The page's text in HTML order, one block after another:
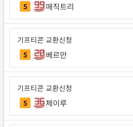
5 매직트리
기프티콘 교환신청
5 베르만
기프티콘 교환신청
5 제이루